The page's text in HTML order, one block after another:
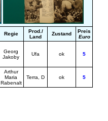
Regie
Prod./
Land
Zustand
Preis
Euro
Georg
Jakoby
Ufa ok 5
Arthur
Maria
Rabenalt
Terra, D ok 5